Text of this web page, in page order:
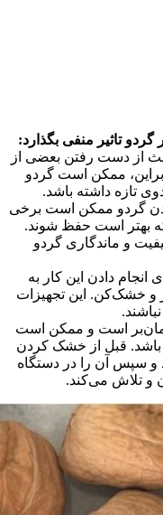
تاثیر منفی بگذارد:
از دست رفتن بعضی از
ممکن است گردو
تازه داشته باشد.
گردو ممکن است برخی
که بهتر است حفظ شوند.
و ماندگاری گردو
انجام دادن این کار به
و خشک‌کن. این تجهیزات
زمان‌بر است و ممکن است
باشد. قبل از خشک کردن
و سپس آن را در دستگاه
تلاش می‌کند.